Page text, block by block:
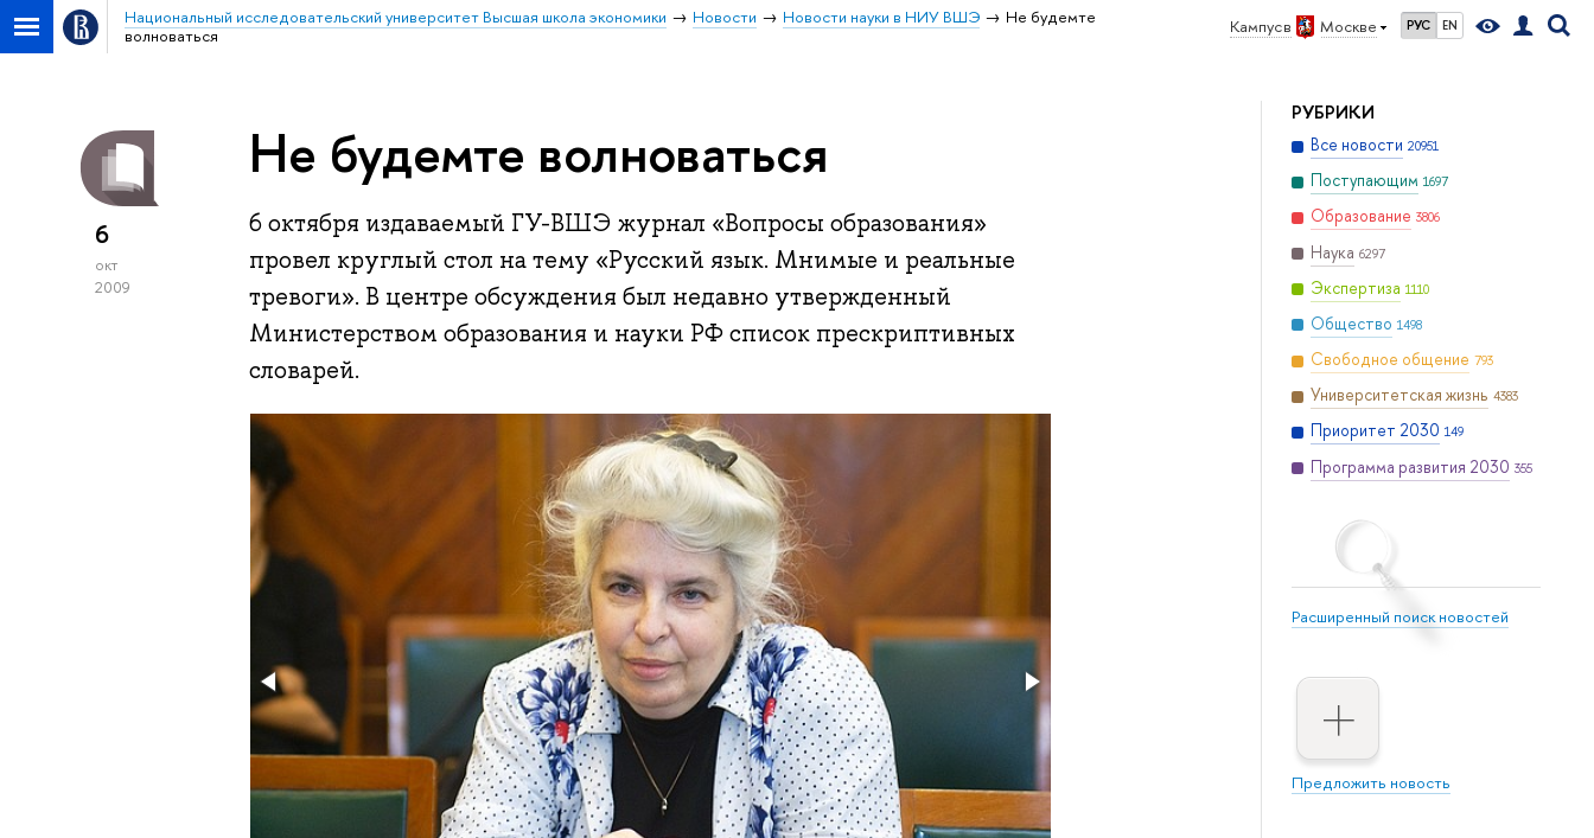
Кампус в Москве РУС EN
Национальный исследовательский университет Высшая школа экономики Новости Новости науки в НИУ ВШЭ
Не будемте
волноваться
РУБРИКИ
Все новости 20951
Поступающим 1697
Образование 3806
Наука 6297
Экспертиза 1110
Общество 1498
Свободное общение 793
Университетская жизнь 4383
Приоритет 2030 149
Программа развития 2030 355
Расширенный поиск новостей
Предложить новость
6
окт
2009
Не будемте волноваться
6 октября издаваемый ГУ-ВШЭ журнал «Вопросы образования»
провел круглый стол на тему «Русский язык. Мнимые и реальные
тревоги». В центре обсуждения был недавно утвержденный
Министерством образования и науки РФ список прескриптивных
словарей.